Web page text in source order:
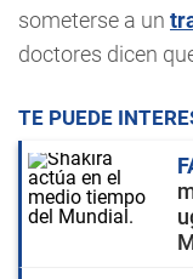
someterse a un
doctores dicen
TE PUEDE